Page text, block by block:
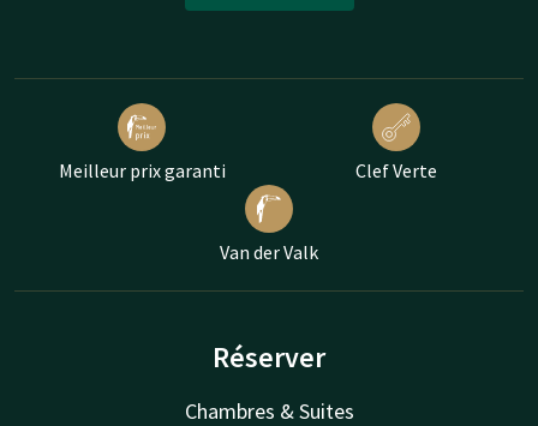
Meilleur prix garanti Clef Verte
Van der Valk
Réserver
Chambres & Suites